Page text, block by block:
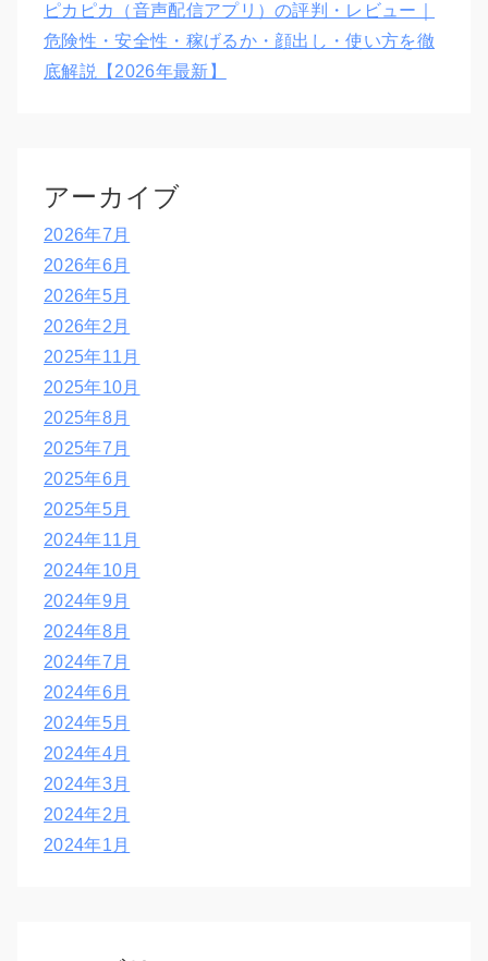
ピカピカ（音声配信アプリ）の評判・レビュー｜
危険性・安全性・稼げるか・顔出し・使い方を徹
底解説【2026年最新】
アーカイブ
2026年7月
2026年6月
2026年5月
2026年2月
2025年11月
2025年10月
2025年8月
2025年7月
2025年6月
2025年5月
2024年11月
2024年10月
2024年9月
2024年8月
2024年7月
2024年6月
2024年5月
2024年4月
2024年3月
2024年2月
2024年1月